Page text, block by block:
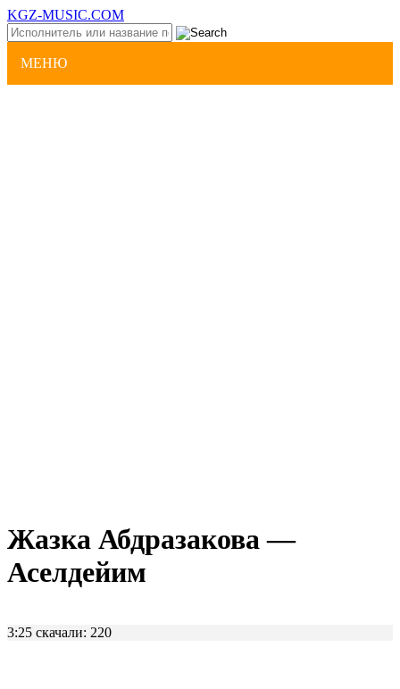
KGZ-MUSIC.COM
МЕНЮ
Жазка Абдразакова —
Аселдейим
3:25 скачали: 220